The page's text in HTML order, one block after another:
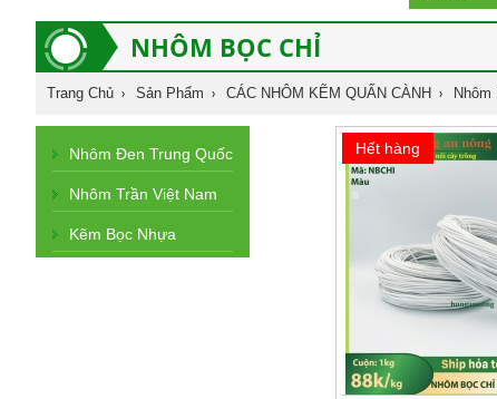
NHÔM BỌC CHỈ
Trang Chủ Sản Phẩm CÁC NHÔM KẼM QUẤN CÀNH Nhôm
Nhôm Đen Trung Quốc
Nhôm Trần Việt Nam
Kẽm Bọc Nhựa
Hết hàng